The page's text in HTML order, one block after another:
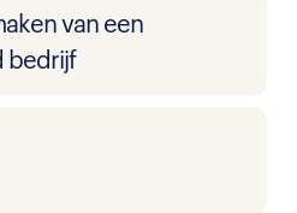
van een
bedrijf